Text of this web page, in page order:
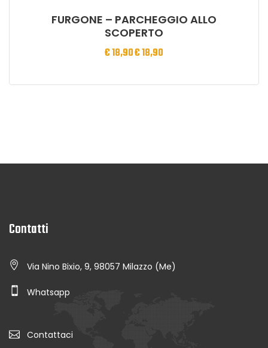
FURGONE – PARCHEGGIO ALLO
SCOPERTO
€18,90€18,90
Contatti
Via Nino Bixio, 9, 98057 Milazzo (Me)
Whatsapp
Contattaci